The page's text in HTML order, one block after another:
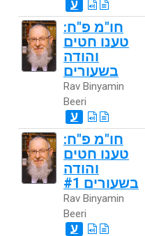
ע
חו"מ פ"ח:
טענו חטים
והודה
בשעורים
Rav Binyamin
Beeri
ע
חו"מ פ"ח:
טענו חטים
והודה
בשעורים #1
Rav Binyamin
Beeri
ע